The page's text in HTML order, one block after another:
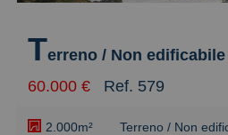
Terreno / Non edificabile / agricolo in
60.000 €
Ref. 579
2.000m² Terreno / Non